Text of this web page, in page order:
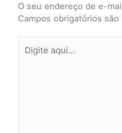
O seu endereço de e-
Campos obrigatórios são
aqui...